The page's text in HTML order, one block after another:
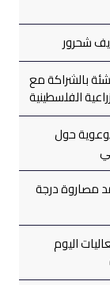
شحرور
بالشراكة مع
الفلسطينية
حول
مصاروة درجة
اليوم